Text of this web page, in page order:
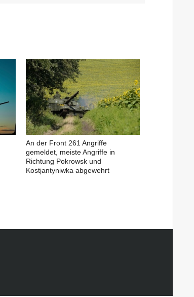
An der Front 261 Angriffe
gemeldet, meiste Angriffe in
Richtung Pokrowsk und
Kostjantyniwka abgewehrt